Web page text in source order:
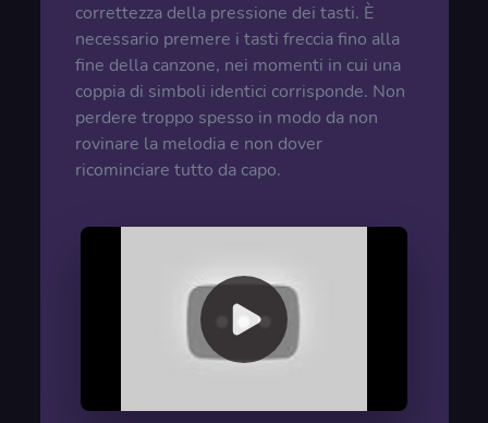
correttezza della pressione dei tasti. È
necessario premere i tasti freccia fino alla
fine della canzone, nei momenti in cui una
coppia di simboli identici corrisponde. Non
perdere troppo spesso in modo da non
rovinare la melodia e non dover
ricominciare tutto da capo.